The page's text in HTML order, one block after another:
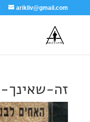
arikliv@gmail.com
זה-